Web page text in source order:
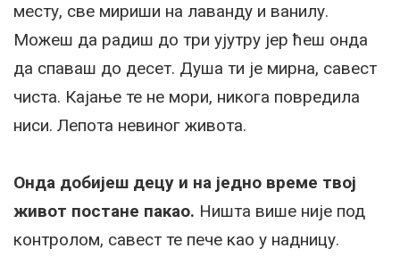
месту, све мириши на лаванду и ванилу.
Можеш да радиш до три ујутру јер ћеш онда
да спаваш до десет. Душа ти је мирна, савест
чиста. Кајање те не мори, никога повредила
ниси. Лепота невиног живота.
Онда добијеш децу и на једно време твој
живот постане пакао. Ништа више није под
контролом, савест те пече као у надницу.